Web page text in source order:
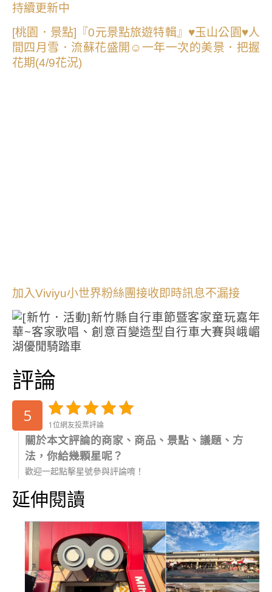
持續更新中
[桃園．景點]『0元景點旅遊特輯』♥玉山公園♥人
間四月雪．流蘇花盛開☺一年一次的美景．把握
花期(4/9花況)
加入Viviyu小世界粉絲團接收即時訊息不漏接
評論
5 1位網友投票評論
關於本文評論的商家、商品、景點、議題、方
法，你給幾顆星呢？
歡迎一起點擊星號參與評論唷！
延伸閱讀